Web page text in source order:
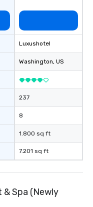
Luxushotel
Washington, US
237
8
1.800 sq ft
7.201 sq ft
& Spa (Newly